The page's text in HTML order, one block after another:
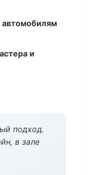
и
подход.
в зале